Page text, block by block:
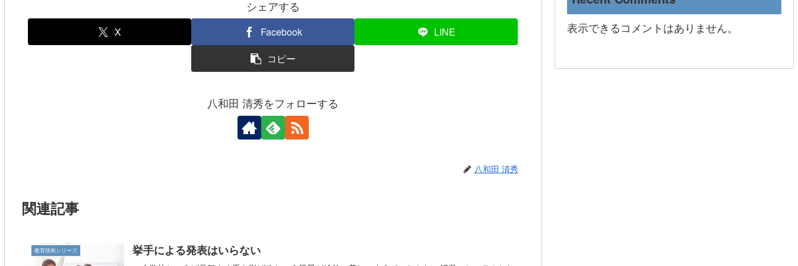
o
o
シェアする
X Facebook
LINE
コピー
八和田 清秀をフォローする
八和田 清秀
関連記事
教育技術シリーズ 挙手による発表はいらない
表示できるコメントはありません。